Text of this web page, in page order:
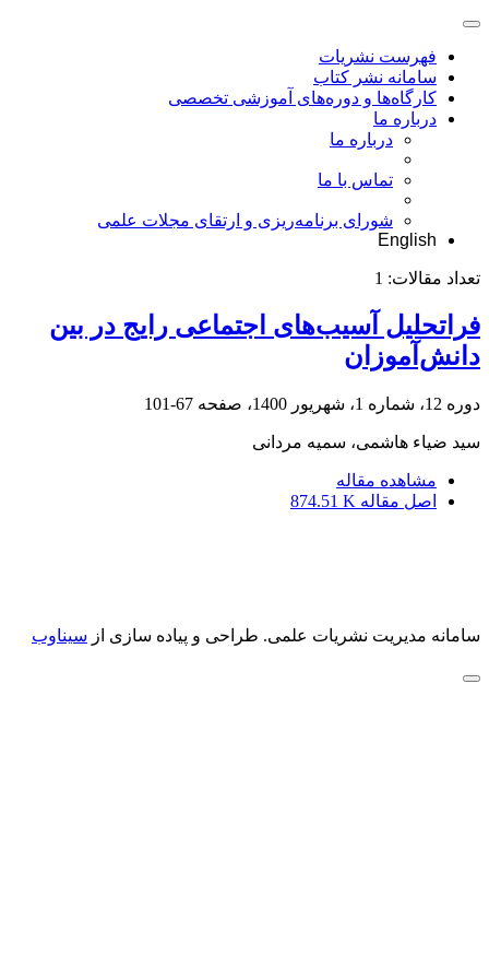
فهرست نشریات
سامانه نشر کتاب
کارگاه‌ها و دوره‌های آموزشی تخصصی
درباره ما
درباره ما
تماس با ما
شورای برنامه‌ریزی و ارتقای مجلات علمی
English
تعداد مقالات: 1
فراتحلیل آسیب‌های اجتماعی رایج در بین
دانش‌آموزان
دوره 12، شماره 1، شهریور 1400، صفحه 67-101
سید ضیاء هاشمی، سمیه مردانی
مشاهده مقاله
اصل مقاله 874.51 K
سامانه مدیریت نشریات علمی. طراحی و پیاده سازی از سیناوب